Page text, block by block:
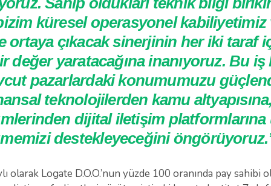
küresel operasyonel kabiliyetimiz
ortaya çıkacak sinerjinin her iki taraf
değer yaratacağına inanıyoruz. Bu
pazarlardaki konumumuzu
teknolojilerden kamu
dijital iletişim
destekleyeceğini
olarak Logate D.O.O.’nun yüzde 100 oranında pay sahibi